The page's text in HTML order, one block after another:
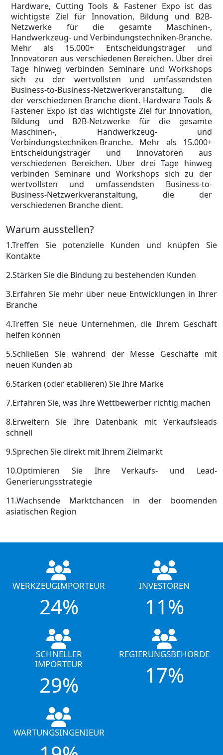
Hardware, Cutting Tools & Fastener Expo ist das
wichtigste Ziel für Innovation, Bildung und B2B-
Netzwerke für die gesamte Maschinen-,
Handwerkzeug- und Verbindungstechniken-Branche.
Mehr als 15.000+ Entscheidungsträger und
Innovatoren aus verschiedenen Bereichen. Über drei
Tage hinweg verbinden Seminare und Workshops
sich zu der wertvollsten und umfassendsten
Business-to-Business-Netzwerkveranstaltung, die
der verschiedenen Branche dient. Hardware Tools &
Fastener Expo ist das wichtigste Ziel für Innovation,
Bildung und B2B-Netzwerke für die gesamte
Maschinen-, Handwerkzeug- und
Verbindungstechniken-Branche. Mehr als 15.000+
Entscheidungsträger und Innovatoren aus
verschiedenen Bereichen. Über drei Tage hinweg
verbinden Seminare und Workshops sich zu der
wertvollsten und umfassendsten Business-to-
Business-Netzwerkveranstaltung, die der
verschiedenen Branche dient.
Warum ausstellen?
1.Treffen Sie potenzielle Kunden und knüpfen Sie
Kontakte
2.Stärken Sie die Bindung zu bestehenden Kunden
3.Erfahren Sie mehr über neue Entwicklungen in Ihrer
Branche
4.Treffen Sie neue Unternehmen, die Ihrem Geschäft
helfen können
5.Schließen Sie während der Messe Geschäfte mit
neuen Kunden ab
6.Stärken (oder etablieren) Sie Ihre Marke
7.Erfahren Sie, was Ihre Wettbewerber richtig machen
8.Erweitern Sie Ihre Datenbank mit Verkaufsleads
schnell
9.Sprechen Sie direkt mit Ihrem Zielmarkt
10.Optimieren Sie Ihre Verkaufs- und Lead-
Generierungsstrategie
11.Wachsende Marktchancen in der boomenden
asiatischen Region
WERKZEUGIMPORTEUR
24%
INVESTOREN
11%
SCHNELLER
IMPORTEUR
29%
REGIERUNGSBEHÖRDE
17%
WARTUNGSINGENIEUR